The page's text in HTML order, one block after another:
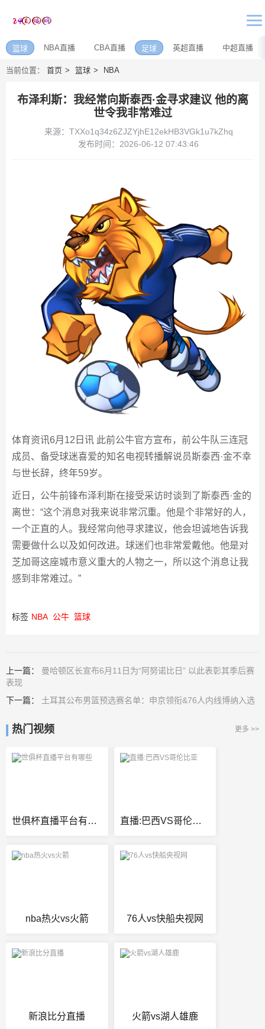
篮球 NBA直播 CBA直播 足球 英超直播 中超直播
当前位置： 首页 篮球 NBA
布泽利斯：我经常向斯泰西·金寻求建议 他的离
世令我非常难过
来源：TXXo1q34z6ZJZYjhE12ekHB3VGk1u7kZhq
发布时间：2026-06-12 07:43:46
体育资讯6月12日讯 此前公牛官方宣布，前公牛队三连冠
成员、备受球迷喜爱的知名电视转播解说员斯泰西·金不幸
与世长辞，终年59岁。
近日，公牛前锋布泽利斯在接受采访时谈到了斯泰西·金的
离世：“这个消息对我来说非常沉重。他是个非常好的人，
一个正直的人。我经常向他寻求建议，他会坦诚地告诉我
需要做什么以及如何改进。球迷们也非常爱戴他。他是对
芝加哥这座城市意义重大的人物之一，所以这个消息让我
感到非常难过。”
标签 NBA 公牛 篮球
上一篇： 曼哈顿区长宣布6月11日为“阿努诺比日” 以此表彰其季后赛
表现
下一篇： 土耳其公布男篮预选赛名单：申京领衔&76人内线博纳入选
热门视频 更多 >>
世俱杯直播平台有哪些 直播:巴西VS哥伦比亚
nba热火vs火箭 76人vs快船央视网
新浪比分直播 火箭vs湖人雄鹿